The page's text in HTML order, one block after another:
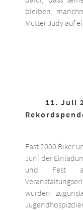
bleiben,
Mutter Judy auf
11. Juli
Fast 2000 Biker
Juni der
und Fest
wurden